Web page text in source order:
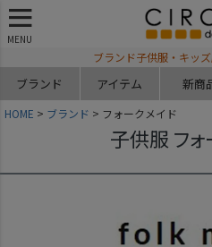
MENU
ブランド子供服・キッ
ブランド アイテム 新商
HOME ブランド フォークメイド
子供服 フォ